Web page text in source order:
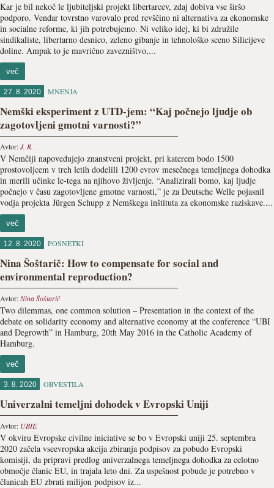
Kar je bil nekoč le ljubiteljski projekt libertarcev, zdaj dobiva vse širšo
podporo. Vendar tovrstno varovalo pred revščino ni alternativa za ekonomske
in socialne reforme, ki jih potrebujemo. Ni veliko idej, ki bi združile
sindikaliste, libertarno desnico, zeleno gibanje in tehnološko sceno Silicijeve
doline. Ampak to je mavrično zavezništvo,...
več
27. 8. 2020 MNENJA
Nemški eksperiment z UTD-jem: “Kaj počnejo ljudje ob
zagotovljeni gmotni varnosti?”
Avtor:J. R.
V Nemčiji napovedujejo znanstveni projekt, pri katerem bodo 1500
prostovoljcem v treh letih dodelili 1200 evrov mesečnega temeljnega dohodka
in merili učinke le-tega na njihovo življenje. “Analizirali bomo, kaj ljudje
počnejo v času zagotovljene gmotne varnosti,” je za Deutsche Welle pojasnil
vodja projekta Jürgen Schupp z Nemškega inštituta za ekonomske raziskave....
več
12. 8. 2020 POSNETKI
Nina Šoštarič: How to compensate for social and
environmental reproduction?
Avtor:Nina Šoštarič
Two dilemmas, one common solution – Presentation in the context of the
debate on solidarity economy and alternative economy at the conference “UBI
and Degrowth” in Hamburg, 20th May 2016 in the Catholic Academy of
Hamburg.
več
3. 8. 2020 OBVESTILA
Univerzalni temeljni dohodek v Evropski Uniji
Avtor: UBIE
V okviru Evropske civilne iniciative se bo v Evropski uniji 25. septembra
2020 začela vseevropska akcija zbiranja podpisov za pobudo Evropski
komisiji, da pripravi predlog univerzalnega temeljnega dohodka za celotno
območje članic EU, in trajala leto dni. Za uspešnost pobude je potrebno v
članicah EU zbrati milijon podpisov iz...